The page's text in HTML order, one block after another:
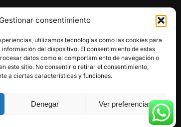
Gestionar consentimiento
utilizamos tecnologías como las cookies para
del dispositivo. El consentimiento de estas
datos como el comportamiento de navegación o
este sitio. No consentir o retirar el consentimiento,
a ciertas características y funciones.
Denegar Ver preferencias